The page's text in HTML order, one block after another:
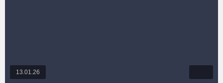
13.01.26